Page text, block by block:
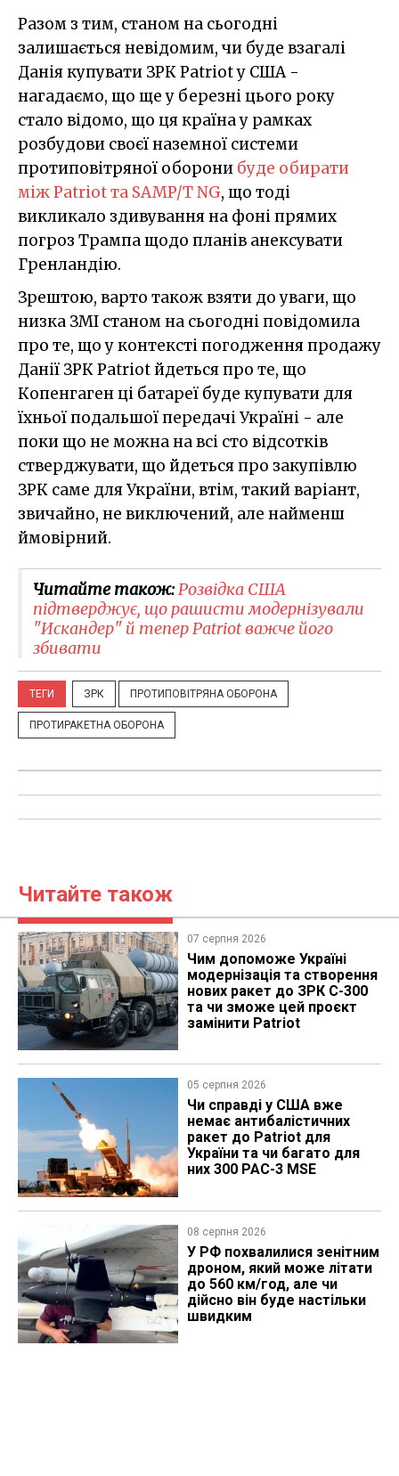
Разом з тим, станом на сьогодні
залишається невідомим, чи буде взагалі
Данія купувати ЗРК Patriot у США -
нагадаємо, що ще у березні цього року
стало відомо, що ця країна у рамках
розбудови своєї наземної системи
протиповітряної оборони буде обирати
між Patriot та SAMP/T NG, що тоді
викликало здивування на фоні прямих
погроз Трампа щодо планів анексувати
Гренландію.
Зрештою, варто також взяти до уваги, що
низка ЗМІ станом на сьогодні повідомила
про те, що у контексті погодження продажу
Данії ЗРК Patriot йдеться про те, що
Копенгаген ці батареї буде купувати для
їхньої подальшої передачі Україні - але
поки що не можна на всі сто відсотків
стверджувати, що йдеться про закупівлю
ЗРК саме для України, втім, такий варіант,
звичайно, не виключений, але найменш
ймовірний.
Читайте також:Розвідка США
підтверджує, що рашисти модернізували
"Искандер" й тепер Patriot важче його
збивати
ТЕГИ ЗРК ПРОТИПОВІТРЯНА ОБОРОНА
ПРОТИРАКЕТНА ОБОРОНА
Читайте також
07 серпня 2026
Чим допоможе Україні
модернізація та створення
нових ракет до ЗРК С-300
та чи зможе цей проєкт
замінити Patriot
05 серпня 2026
Чи справді у США вже
немає антибалістичних
ракет до Patriot для
України та чи багато для
них 300 PAC-3 MSE
08 серпня 2026
У РФ похвалилися зенітним
дроном, який може літати
до 560 км/год, але чи
дійсно він буде настільки
швидким